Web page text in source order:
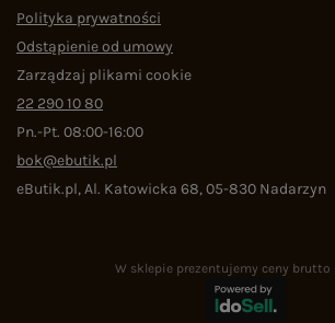
Polityka prywatności
Odstąpienie od umowy
Zarządzaj plikami cookie
22 290 10 80
Pn.-Pt. 08:00-16:00
bok@ebutik.pl
eButik.pl,Al. Katowicka 68,05-830 Nadarzyn
W sklepie prezentujemy ceny brutto